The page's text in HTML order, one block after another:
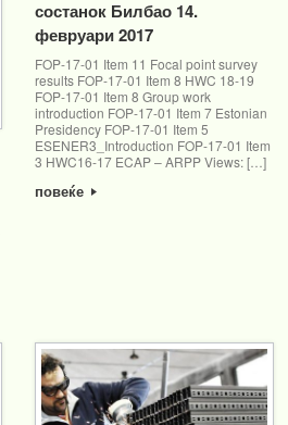
состанок Билбао 14.
февруари 2017
FOP-17-01 Item 11 Focal point survey
results FOP-17-01 Item 8 HWC 18-19
FOP-17-01 Item 8 Group work
introduction FOP-17-01 Item 7 Estonian
Presidency FOP-17-01 Item 5
ESENER3_Introduction FOP-17-01 Item
3 HWC16-17 ECAP – ARPP Views: […]
повеќе